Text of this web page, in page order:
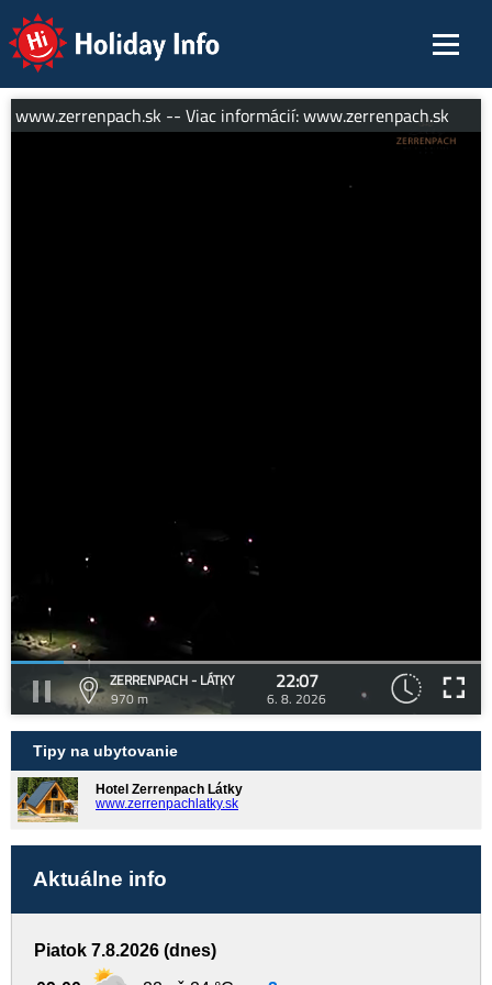
Holiday Info
www.zerrenpach.sk -- Viac informácií: www.zerrenpach.sk
ZERRENPACH - LÁTKY
970 m
22:07
6. 8. 2026
Tipy na ubytovanie
Hotel Zerrenpach Látky
www.zerrenpachlatky.sk
Aktuálne info
Piatok 7.8.2026 (dnes)